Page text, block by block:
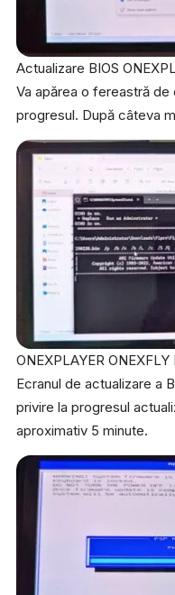
Actualizare BIOS
Va apărea o fereastră
progresul. După câteva
ONEXPLAYER
Ecranul de actualizare a
privire la progresul
aproximativ 5 minute.